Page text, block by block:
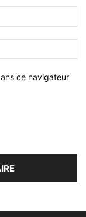
ce navigateur